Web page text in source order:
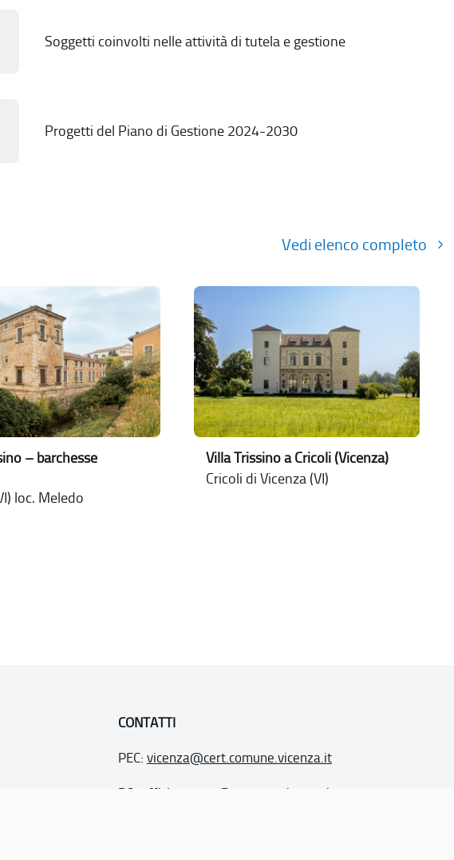
Soggetti coinvolti nelle attività di tutela e gestione
Progetti del Piano di Gestione 2024-2030
Vedi elenco completo
– barchesse
loc. Meledo
Villa Trissino a Cricoli (Vicenza)
Cricoli di Vicenza (VI)
CONTATTI
PEC: vicenza@cert.comune.vicenza.it
PO: ufficiounesco@comune.vicenza.it